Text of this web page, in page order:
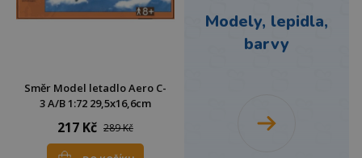
Směr Model letadlo Aero C-
3 A/B 1:72 29,5x16,6cm
217 Kč 289 Kč
Modely, lepidla,
barvy